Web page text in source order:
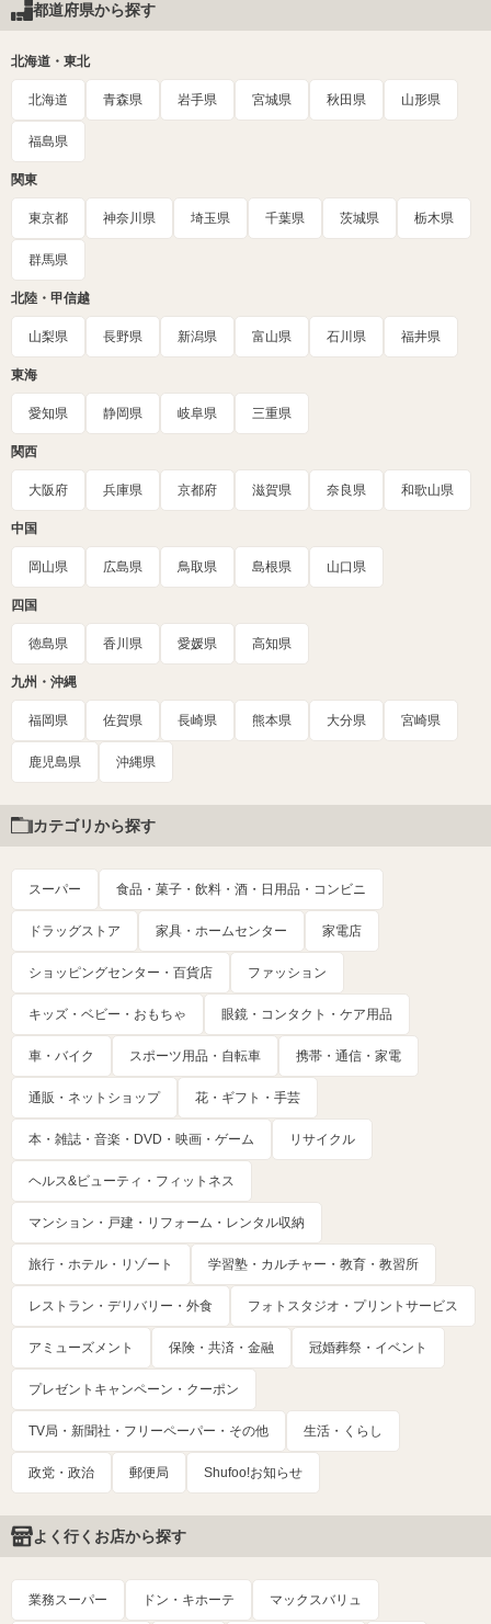
都道府県から探す
北海道・東北
北海道 青森県 岩手県 宮城県 秋田県 山形県
福島県
関東
東京都 神奈川県 埼玉県 千葉県 茨城県 栃木県
群馬県
北陸・甲信越
山梨県 長野県 新潟県 富山県 石川県 福井県
東海
愛知県 静岡県 岐阜県 三重県
関西
大阪府 兵庫県 京都府 滋賀県 奈良県 和歌山県
中国
岡山県 広島県 鳥取県 島根県 山口県
四国
徳島県 香川県 愛媛県 高知県
九州・沖縄
福岡県 佐賀県 長崎県 熊本県 大分県 宮崎県
鹿児島県 沖縄県
カテゴリから探す
スーパー 食品・菓子・飲料・酒・日用品・コンビニ
ドラッグストア 家具・ホームセンター 家電店
ショッピングセンター・百貨店 ファッション
キッズ・ベビー・おもちゃ 眼鏡・コンタクト・ケア用品
車・バイク スポーツ用品・自転車 携帯・通信・家電
通販・ネットショップ 花・ギフト・手芸
本・雑誌・音楽・DVD・映画・ゲーム リサイクル
ヘルス&ビューティ・フィットネス
マンション・戸建・リフォーム・レンタル収納
旅行・ホテル・リゾート 学習塾・カルチャー・教育・教習所
レストラン・デリバリー・外食 フォトスタジオ・プリントサービス
アミューズメント 保険・共済・金融 冠婚葬祭・イベント
プレゼントキャンペーン・クーポン
TV局・新聞社・フリーペーパー・その他 生活・くらし
政党・政治 郵便局 Shufoo!お知らせ
よく行くお店から探す
業務スーパー ドン・キホーテ マックスバリュ